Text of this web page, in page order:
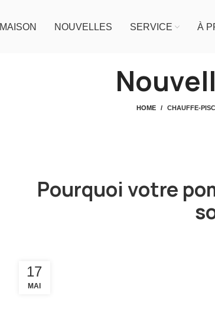
MAISON NOUVELLES SERVICE À
HOME CHAUFFE-
Pourquoi votre
17
MAI